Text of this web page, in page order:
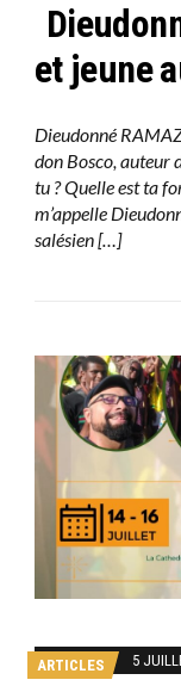
et jeune
Dieudonné
don Bosco, auteur
tu ? Quelle est ta
m’appelle
salésien […]
ARTICLES 5